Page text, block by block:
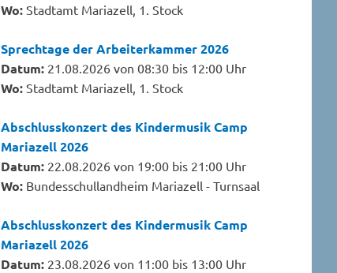
Wo: Stadtamt Mariazell, 1. Stock
Sprechtage der Arbeiterkammer 2026
Datum: 21.08.2026 von 08:30 bis 12:00 Uhr
Wo: Stadtamt Mariazell, 1. Stock
Abschlusskonzert des Kindermusik Camp
Mariazell 2026
Datum: 22.08.2026 von 19:00 bis 21:00 Uhr
Wo: Bundesschullandheim Mariazell - Turnsaal
Abschlusskonzert des Kindermusik Camp
Mariazell 2026
Datum: 23.08.2026 von 11:00 bis 13:00 Uhr